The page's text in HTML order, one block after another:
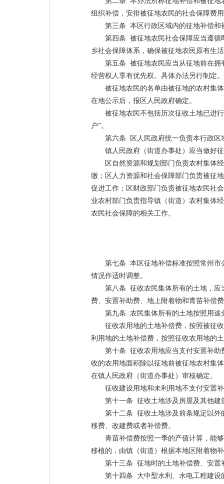
组织补偿，安排被征地农民的社会保障费
第三条 本区行政区域内的征地补偿和
第四条 被征地农民社会保障应当遵循
乡社会保障体系，确保被征地农民原有生
第五条 被征地农民应当从征地前在拥
经营权人享有优先权。具体办法另行制定。
被征地农民的名单由被征地的农村集
在地公示后，报区人民政府确定。
被征地农民不包括历次征收土地已进
户”。
第六条 区人民政府统一负责本行政区
镇人民政府（街道办事处）应当做好
区自然资源和规划部门负责农村集体
缴；区人力资源和社会保障部门负责被征
促进工作；区财政部门负责被征地农民社
业农村部门负责指导镇（街道）农村集体
农民社会保障的相关工作。
第七条 本区征地补偿标准按照常州市
情况作适时调整。
第八条 征收农民集体所有的土地，应
费、安置补助费、地上附着物和青苗补偿
第九条 农民集体所有的土地按照用途
征收农用地的土地补偿费，按照被征
利用地的土地补偿费，按照征收农用地的
第十条 征收农用地应当支付安置补助
收的农用地面积除以征地前被征地农村集
在镇人民政府（街道办事处）审核确定。
征收建设用地和未利用地不支付安置
第十一条 征收土地涉及房屋及其他建
第十二条 征收土地涉及前条规定以外
移费、改建费或者补偿费。
青苗补偿费按照一季的产值计算，能
移植的，由镇（街道）根据本地区附着物
第十三条 征地时的土地补偿费、安置
第十四条 大中型水利、水电工程建设